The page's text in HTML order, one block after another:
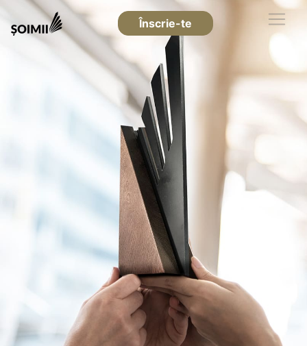
Înscrie-te